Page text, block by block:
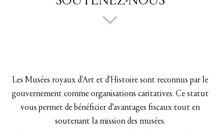
Les Musées royaux d'Art et d'Histoire sont reconnus par le
gouvernement comme organisations caritatives. Ce statut
vous permet de bénéficier d’avantages fiscaux tout en
soutenant la mission des musées.